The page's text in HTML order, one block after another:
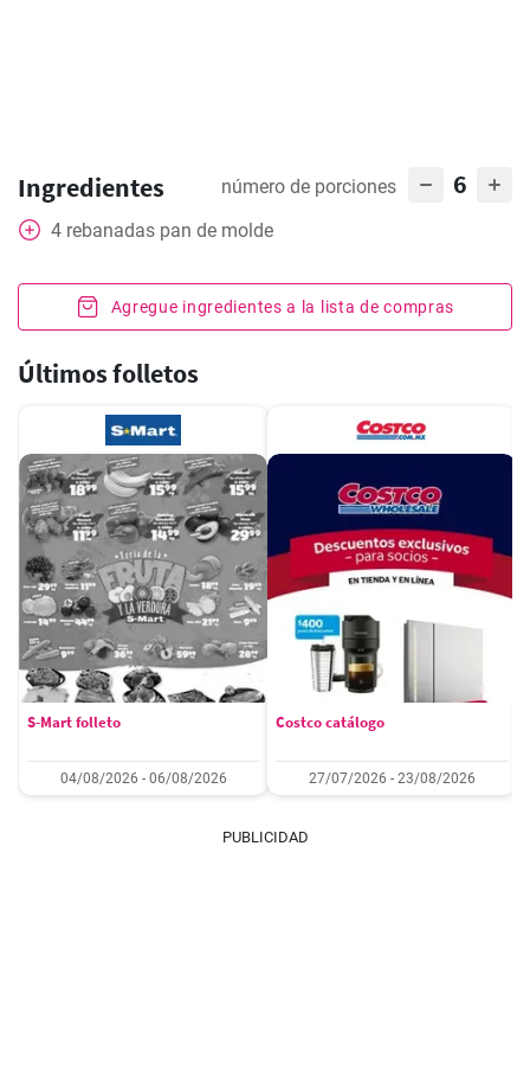
Ingredientes número de porciones 6
4 rebanadas pan de molde
Agregue ingredientes a la lista de compras
Últimos folletos
S-Mart folleto
04/08/2026 - 06/08/2026
Costco catálogo
27/07/2026 - 23/08/2026
PUBLICIDAD